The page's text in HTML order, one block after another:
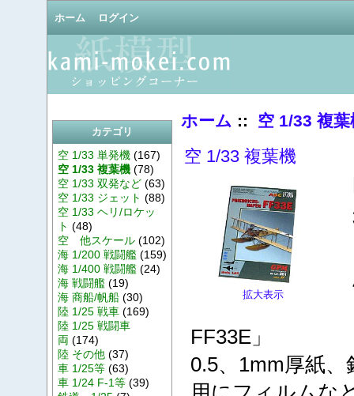
ホーム ログイン
カテゴリ
空 1/33 単発機(167)
空 1/33 複葉機(78)
空 1/33 双発など(63)
空 1/33 ジェット (88)
空 1/33 ヘリ/ロケッ
ト (48)
空 他スケール(102)
海 1/200 戦闘艦(159)
海 1/400 戦闘艦(24)
海 戦闘艦(19)
海 商船/帆船(30)
陸 1/25 戦車(169)
陸 1/25 戦闘車
両 (174)
陸 その他(37)
車 1/25等(63)
車 1/24 F-1等(39)
ホーム :: 空 1/33 複葉
空 1/33 複葉機
拡大表示
FF33E」
0.5、1mm厚紙